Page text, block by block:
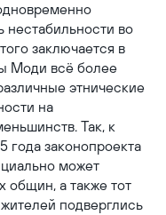
нестабильности во
заключается в
Моди всё более
этнические
на
Так, к
года законопроекта
может
общин, а также тот
подверглись